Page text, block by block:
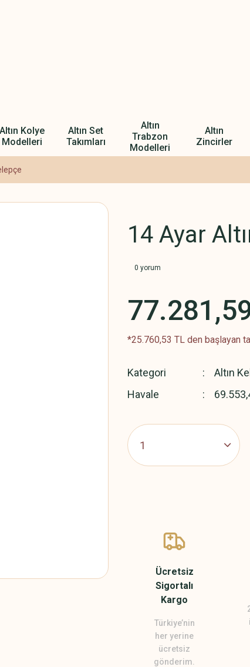
Altın Kolye
Modelleri
Altın Set
Takımları
Altın
Trabzon
Modelleri
Altın
Zincirler
14 Ayar
0 yorum
*25.760,53 TL den başlayan
Kategori Altın
Havale
Ücretsiz
Sigortalı
Kargo
Türkiye’nin
her yerine
ücretsiz
gönderim.